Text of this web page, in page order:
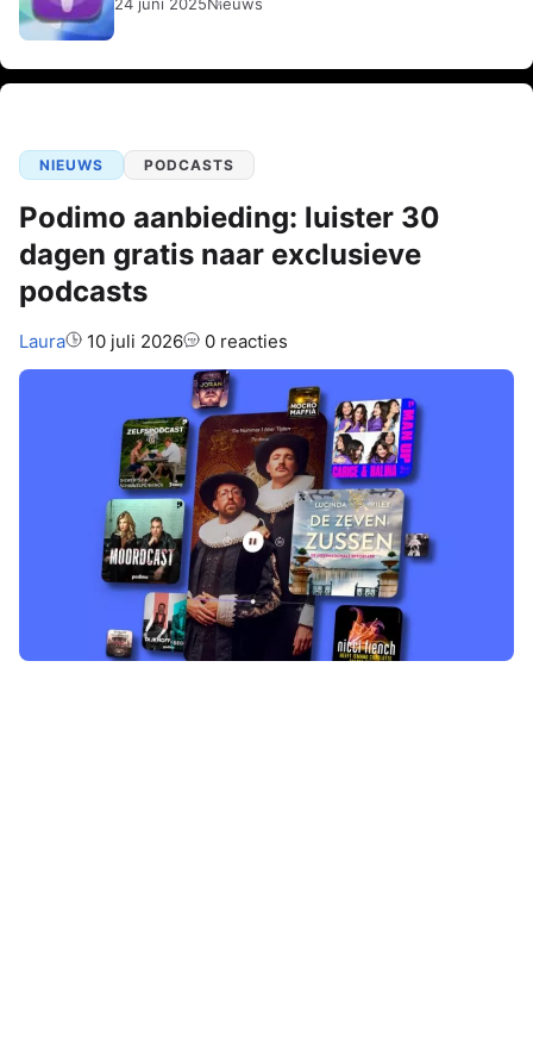
NIEUWS PODCASTS
Podimo aanbieding: luister 30
dagen gratis naar exclusieve
podcasts
Auteur:
Laura 10 juli 2026 0 reacties